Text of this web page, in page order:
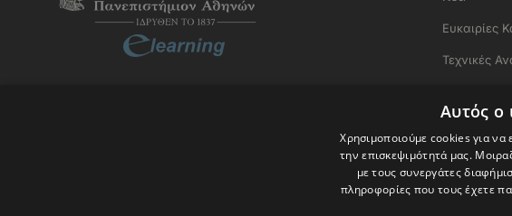
Ευκαιρίες
Τεχνικές
Σύνταξη
Δικτύωση
Αυτός ο
Χρησιμοποιούμε cookies για να
την επισκεψιμότητά μας.
με τους συνεργάτες
πληροφορίες που τους έχετε